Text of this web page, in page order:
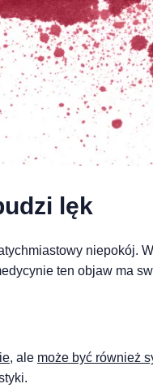
lęk
ten objaw ma
, ale może być również